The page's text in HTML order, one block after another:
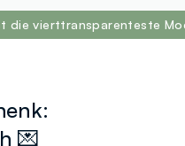
die vierttransparenteste
💌